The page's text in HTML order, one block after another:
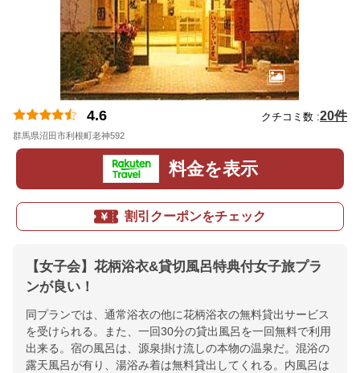
4.6 クチコミ数 :20件
群馬県沼田市利根町老神592
料金を表示
割引クーポンをチェック
【女子会】花柄浴衣&貸切風呂特典付女子旅プラ
ンが良い！
同プランでは、通常浴衣の他に花柄浴衣の無料貸出サービス
を受けられる。また、一回30分の貸出風呂を一回無料で利用
出来る。宿の風呂は、源泉掛け流しの本物の温泉だ。混浴の
露天風呂が有り、湯浴み着は無料貸出してくれる。内風呂は